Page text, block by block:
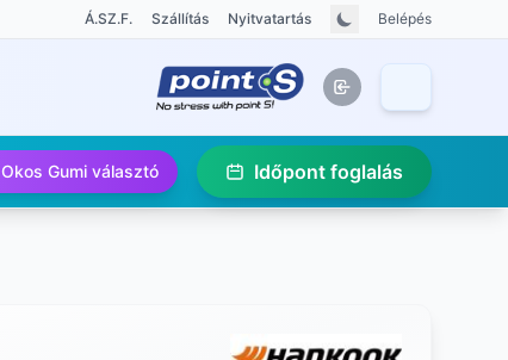
Á.SZ.F. Szállítás Nyitvatartás Belépés
Okos Gumi választó Időpont foglalás